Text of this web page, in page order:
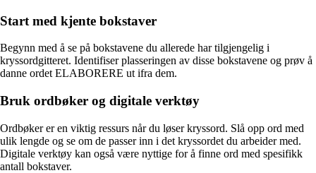
Start med kjente bokstaver
Begynn med å se på bokstavene du allerede har tilgjengelig i
kryssordgitteret. Identifiser plasseringen av disse bokstavene og prøv å
danne ordet ELABORERE ut ifra dem.
Bruk ordbøker og digitale verktøy
Ordbøker er en viktig ressurs når du løser kryssord. Slå opp ord med
ulik lengde og se om de passer inn i det kryssordet du arbeider med.
Digitale verktøy kan også være nyttige for å finne ord med spesifikk
antall bokstaver.